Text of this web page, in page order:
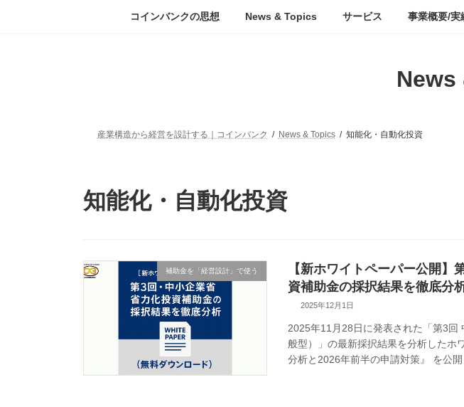
コインバンクの思想 News & Topics サービス 事業概要/実
News
産業構造から経営を設計する｜コインバンク News & Topics 知能化・自動化投資
知能化・自動化投資
補助金を「経営設計」で使う
【新ホワイトペーパー公開】
資補助金の採択結果を徹底分
2025年12月1日
2025年11月28日に発表された「第3回
般型）」の最新採択結果を分析したホ
分析と2026年前半の申請対策』 を公開